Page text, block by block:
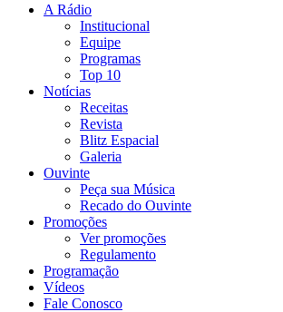
A Rádio
Institucional
Equipe
Programas
Top 10
Notícias
Receitas
Revista
Blitz Espacial
Galeria
Ouvinte
Peça sua Música
Recado do Ouvinte
Promoções
Ver promoções
Regulamento
Programação
Vídeos
Fale Conosco